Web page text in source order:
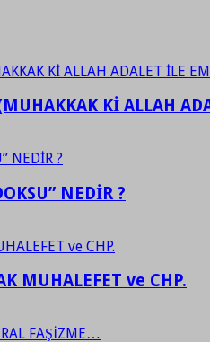
Kİ ALLAH
NEDİR ?
MUHALEFET ve CHP.